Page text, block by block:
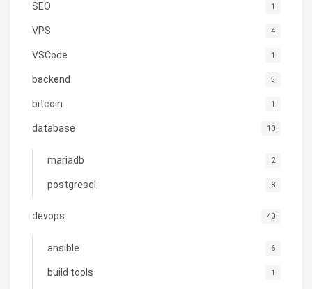
SEO 1
VPS 4
VSCode 1
backend 5
bitcoin 1
database 10
mariadb 2
postgresql 8
devops 40
ansible 6
build tools 1